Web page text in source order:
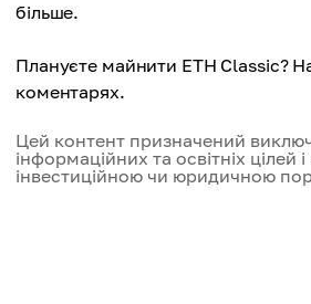
більше.
Плануєте майнити ETH Classic?
коментарях.
Цей контент призначений
інформаційних та освітніх цілей
інвестиційною чи юридичною